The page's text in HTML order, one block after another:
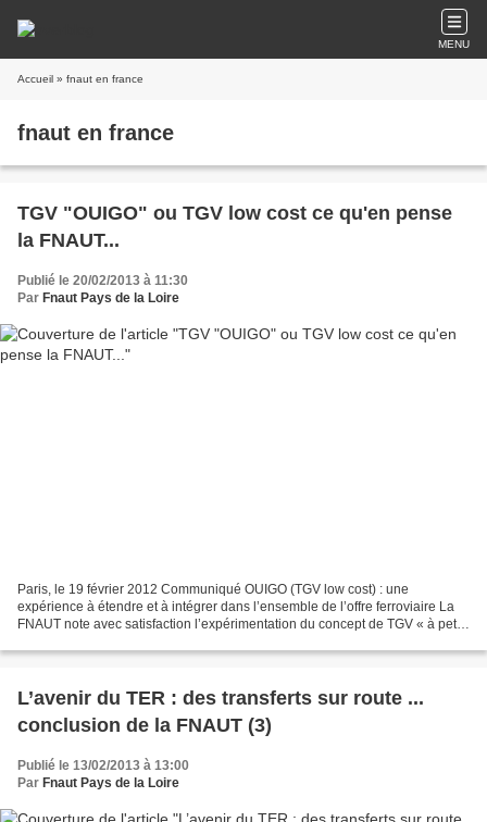
MENU
Accueil » fnaut en france
fnaut en france
TGV "OUIGO" ou TGV low cost ce qu'en pense
la FNAUT...
Publié le 20/02/2013 à 11:30
Par Fnaut Pays de la Loire
Paris, le 19 février 2012 Communiqué OUIGO (TGV low cost) : une
expérience à étendre et à intégrer dans l’ensemble de l’offre ferroviaire La
FNAUT note avec satisfaction l’expérimentation du concept de TGV « à petits
L’avenir du TER : des transferts sur route ...
conclusion de la FNAUT (3)
Publié le 13/02/2013 à 13:00
Par Fnaut Pays de la Loire